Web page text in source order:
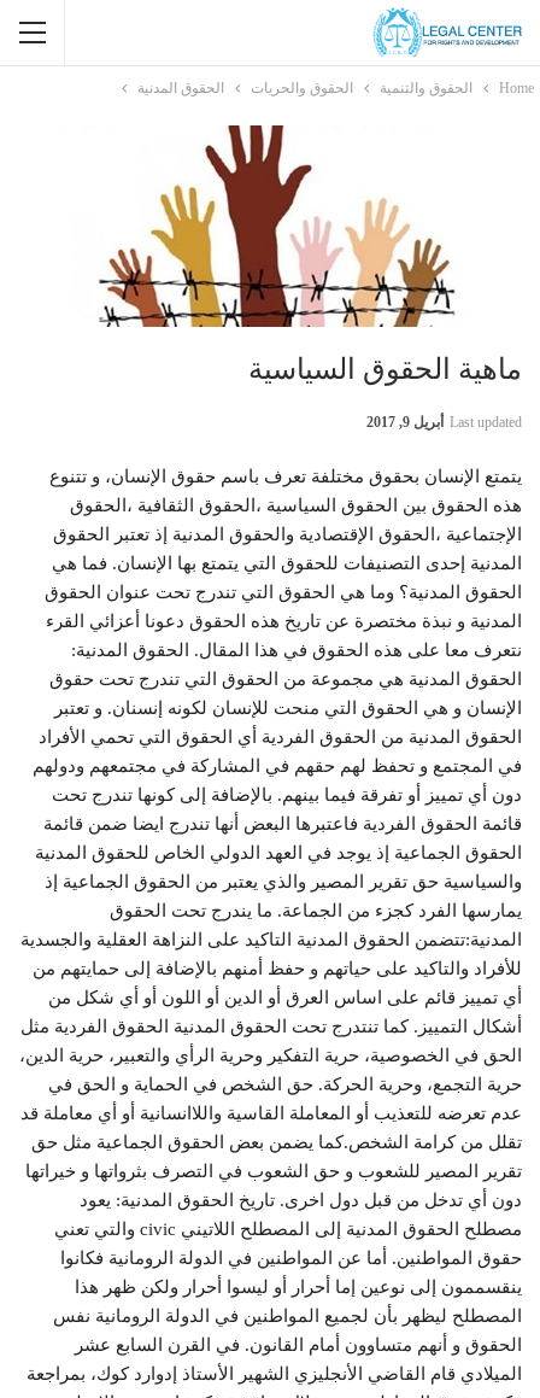
Home الحقوق والتنمية الحقوق والحريات الحقوق المدنية
ماهية الحقوق السياسية
Last updated أبريل 9, 2017
يتمتع الإنسان بحقوق مختلفة تعرف باسم حقوق الإنسان، و تتنوع
هذه الحقوق بين الحقوق السياسية ،الحقوق الثقافية ،الحقوق
الإجتماعية ،الحقوق الإقتصادية والحقوق المدنية إذ تعتبر الحقوق
المدنية إحدى التصنيفات للحقوق التي يتمتع بها الإنسان. فما هي
الحقوق المدنية؟ وما هي الحقوق التي تندرج تحت عنوان الحقوق
المدنية و نبذة مختصرة عن تاريخ هذه الحقوق دعونا أعزائي القرء
نتعرف معا على هذه الحقوق في هذا المقال. الحقوق المدنية:
الحقوق المدنية هي مجموعة من الحقوق التي تندرج تحت حقوق
الإنسان و هي الحقوق التي منحت للإنسان لكونه إنسنان. و تعتبر
الحقوق المدنية من الحقوق الفردية أي الحقوق التي تحمي الأفراد
في المجتمع و تحفظ لهم حقهم في المشاركة في مجتمعهم ودولهم
دون أي تمييز أو تفرقة فيما بينهم. بالإضافة إلى كونها تندرج تحت
قائمة الحقوق الفردية فاعتبرها البعض أنها تندرج ايضا ضمن قائمة
الحقوق الجماعية إذ يوجد في العهد الدولي الخاص للحقوق المدنية
والسياسية حق تقرير المصير والذي يعتبر من الحقوق الجماعية إذ
يمارسها الفرد كجزء من الجماعة. ما يندرج تحت الحقوق
المدنية:تتضمن الحقوق المدنية التاكيد على النزاهة العقلية والجسدية
للأفراد والتاكيد على حياتهم و حفظ أمنهم بالإضافة إلى حمايتهم من
أي تمييز قائم على اساس العرق أو الدين أو اللون أو أي شكل من
أشكال التمييز. كما تنتدرج تحت الحقوق المدنية الحقوق الفردية مثل
الحق في الخصوصية، حرية التفكير وحرية الرأي والتعبير، حرية الدين،
حرية التجمع، وحرية الحركة. حق الشخص في الحماية و الحق في
عدم تعرضه للتعذيب أو المعاملة القاسية واللاانسانية أو أي معاملة قد
تقلل من كرامة الشخص.كما يضمن بعض الحقوق الجماعية مثل حق
تقرير المصير للشعوب و حق الشعوب في التصرف بثرواتها و خيراتها
دون أي تدخل من قبل دول اخرى. تاريخ الحقوق المدنية: يعود
مصطلح الحقوق المدنية إلى المصطلح اللاتيني civic والتي تعني
حقوق المواطنين. أما عن المواطنين في الدولة الرومانية فكانوا
ينقسممون إلى نوعين إما أحرار أو ليسوا أحرار ولكن ظهر هذا
المصطلح ليظهر بأن لجميع المواطنين في الدولة الرومانية نفس
الحقوق و أنهم متساوون أمام القانون. في القرن السابع عشر
الميلادي قام القاضي الأنجليزي الشهير الأستاذ إدوارد كوك، بمراجعة